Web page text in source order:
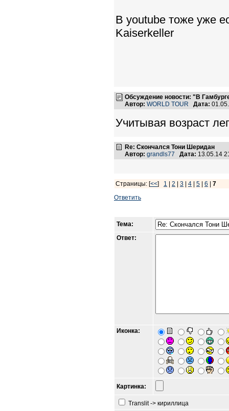
В youtube тоже уже
Kaiserkeller
Обсуждение новости: "В
Автор: WORLD TOUR Дата:
Учитывая возраст
Re: Скончался Тони Шеридан
Автор: grandls77 Дата: 13.05.14
Страницы: [<<] 1 2 3 4 5 6
7
Ответить
Тема:
Ответ:
Иконка:
Картинка:
Translit -> кириллица